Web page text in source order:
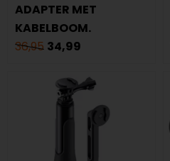
ADAPTER MET
KABELBOOM.
36,95 34,99